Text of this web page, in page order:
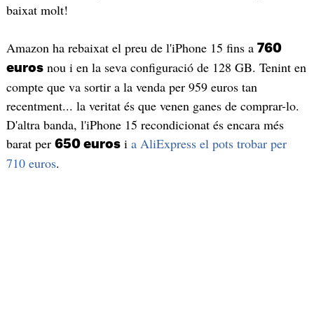
baixat molt!
Amazon ha rebaixat el preu de l'iPhone 15 fins a 760
eurosnou i en la seva configuració de 128 GB. Tenint en
compte que va sortir a la venda per 959 euros tan
recentment... la veritat és que venen ganes de comprar-lo.
D'altra banda, l'iPhone 15 recondicionat és encara més
barat per 650 eurosi a AliExpress el pots trobar per
710 euros.